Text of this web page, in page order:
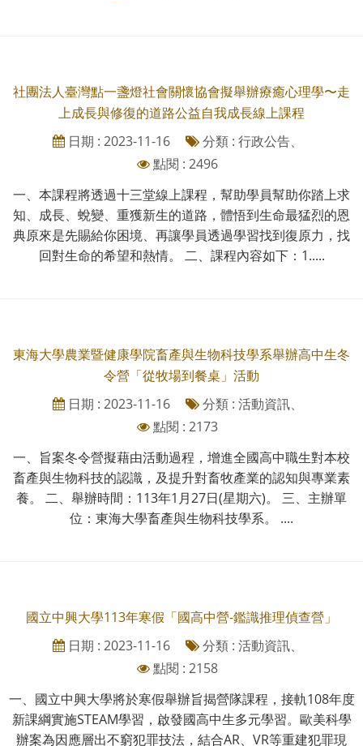
社團法人臺灣點一盞燈社會關懷協會擬舉辦療癒心理學〜走
上成長與修復的道路公益自我成長線上課程
日期 : 2023-11-16
分類 : 行政公告、
點閱 : 2496
一、本課程將透過十三堂線上課程，幫助學員幫助你踏上求
知、成長、蛻變、重獲新生的道路，體悟到生命最猛烈的恩
典原來是先賜給你困境、再讓學員透過學習找到復原力，找
回對生命的希望和熱情。 二、課程內容如下：1.....
東海大學農業暨健康學院畜產與生物科技學系舉辦高中生冬
令營「從牧場到餐桌」活動
日期 : 2023-11-16
分類 : 活動資訊、
點閱 : 2173
一、旨案冬令營擬藉由活動過程，增進全國高中職生對本校
畜產與生物科技的認識，及提升對畜牧產業的認知與專業素
養。 二、舉辦時間：113年1月27日(星期六)。 三、主辦單
位：東海大學畜產與生物科技學系。 ....
國立中興大學113年寒假「國高中營-鑑識推理偵查營」
日期 : 2023-11-16
分類 : 活動資訊、
點閱 : 2158
一、國立中興大學將於寒假舉辦旨揭營隊課程，接軌108年度
新課綱實施STEAM學習，啟發國高中生多元學習。歐美科學
辦案為因應層出不窮犯罪技法，結合AR、VR等重建犯罪現